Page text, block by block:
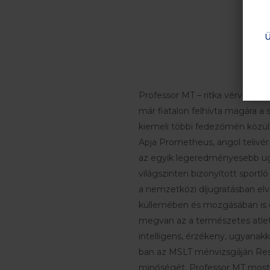
Professor MT – ritka
már fiatalon felhívta magára a
kiemeli többi fedezőmén
Apja Prometheus, angol
az egyik legeredményesebb
világszinten bizonyított sportló
a nemzetközi díjugratásban
küllemében és mozgásában
megvan az a természetes
intelligens, érzékeny,
ban az MSLT ménvizsgáján
minőségét. Professor MT